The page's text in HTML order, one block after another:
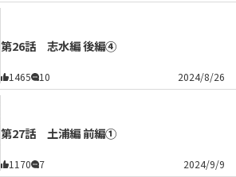
第26話 志水編 後編④
1465 10 2024/8/26
第27話 土浦編 前編①
1170 7 2024/9/9